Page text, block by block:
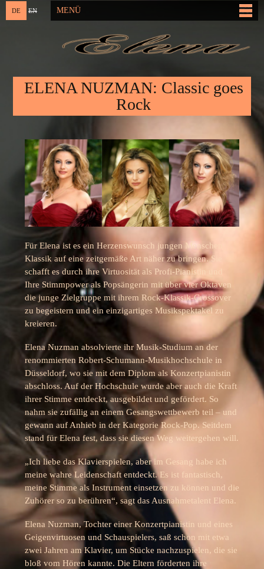
zum
Inhalt
DE EN MENÜ
ELENA NUZMAN: Classic goes
Rock
Für Elena ist es ein Herzenswunsch jungen Menschen
Klassik auf eine zeitgemäße Art näher zu bringen. Sie
schafft es durch ihre Virtuosität als Profi-Pianistin und
Ihre Stimmpower als Popsängerin mit über vier Oktaven
die junge Zielgruppe mit ihrem Rock-Klassik-Crossover
zu begeistern und ein einzigartiges Musikspektakel zu
kreieren.
Elena Nuzman absolvierte ihr Musik-Studium an der
renommierten Robert-Schumann-Musikhochschule in
Düsseldorf, wo sie mit dem Diplom als Konzertpianistin
abschloss. Auf der Hochschule wurde aber auch die Kraft
ihrer Stimme entdeckt, ausgebildet und gefördert. So
nahm sie zufällig an einem Gesangswettbewerb teil – und
gewann auf Anhieb in der Kategorie Rock-Pop. Seitdem
stand für Elena fest, dass sie diesen Weg weitergehen will.
„Ich liebe das Klavierspielen, aber im Gesang habe ich
meine wahre Leidenschaft entdeckt. Es ist fantastisch,
meine Stimme als Instrument einsetzen zu können und die
Zuhörer so zu berühren“, sagt das Ausnahmetalent Elena.
Elena Nuzman, Tochter einer Konzertpianistin und eines
Geigenvirtuosen und Schauspielers, saß schon mit etwa
zwei Jahren am Klavier, um Stücke nachzuspielen, die sie
bloß vom Hören kannte. Die Eltern förderten ihre